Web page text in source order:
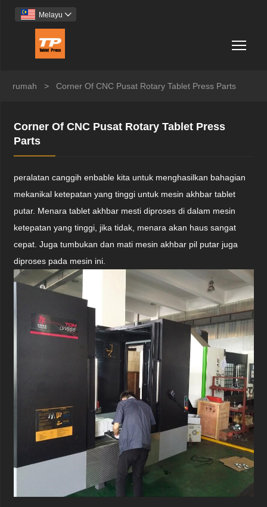
Melayu 
rumah > Corner Of CNC Pusat Rotary Tablet Press Parts
Corner Of CNC Pusat Rotary Tablet Press
Parts
peralatan canggih enbable kita untuk menghasilkan bahagian
mekanikal ketepatan yang tinggi untuk mesin akhbar tablet
putar. Menara tablet akhbar mesti diproses di dalam mesin
ketepatan yang tinggi, jika tidak, menara akan haus sangat
cepat. Juga tumbukan dan mati mesin akhbar pil putar juga
diproses pada mesin ini.